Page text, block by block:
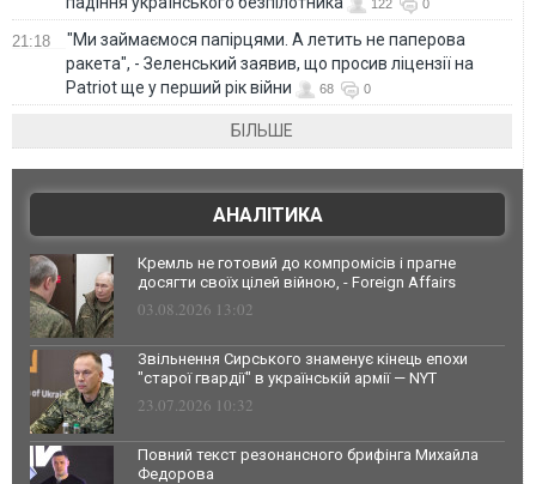
122 0
21:18
"Ми займаємося папірцями. А летить не паперова
ракета", - Зеленський заявив, що просив ліцензії на
Patriot ще у перший рік війни
68 0
БІЛЬШЕ
АНАЛІТИКА
Кремль не готовий до компромісів і прагне
досягти своїх цілей війною, - Foreign Affairs
03.08.2026 13:02
Звільнення Сирського знаменує кінець епохи
"старої гвардії" в українській армії — NYT
23.07.2026 10:32
Повний текст резонансного брифінга Михайла
Федорова